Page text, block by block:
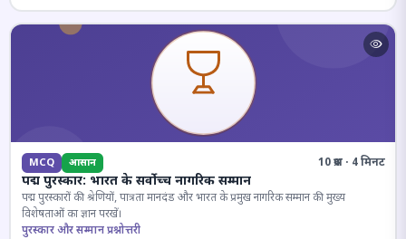
MCQ आसान 10 प्रश्न · 4 मिनट
पद्म पुरस्कार: भारत के सर्वोच्च नागरिक सम्मान
पद्म पुरस्कारों की श्रेणियों, पात्रता मानदंड और भारत के प्रमुख नागरिक सम्मान की मुख्य
विशेषताओं का ज्ञान परखें।
पुरस्कार और सम्मान प्रश्नोत्तरी